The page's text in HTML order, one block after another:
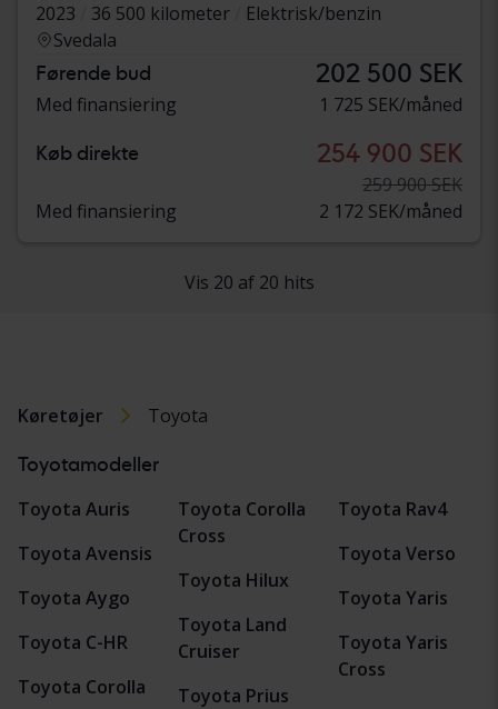
2023
36 500 kilometer
Elektrisk/benzin
Svedala
Førende bud 202 500 SEK
Med finansiering 1 725 SEK/måned
Køb direkte 254 900 SEK
259 900 SEK
Med finansiering
2 172 SEK/måned
Vis 20 af 20 hits
Køretøjer Toyota
Toyotamodeller
Toyota Auris
Toyota Avensis
Toyota Aygo
Toyota C-HR
Toyota Corolla
Toyota Corolla
Cross
Toyota Hilux
Toyota Land
Cruiser
Toyota Prius
Toyota Rav4
Toyota Verso
Toyota Yaris
Toyota Yaris
Cross